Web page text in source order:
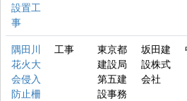
設置工
事
隅田川
花火大
会侵入
防止柵
工事
東京都
建設局
第五建
設事務
坂田建
設株式
会社